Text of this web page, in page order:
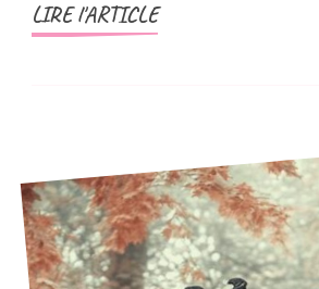
LIRE l'ARTICLE